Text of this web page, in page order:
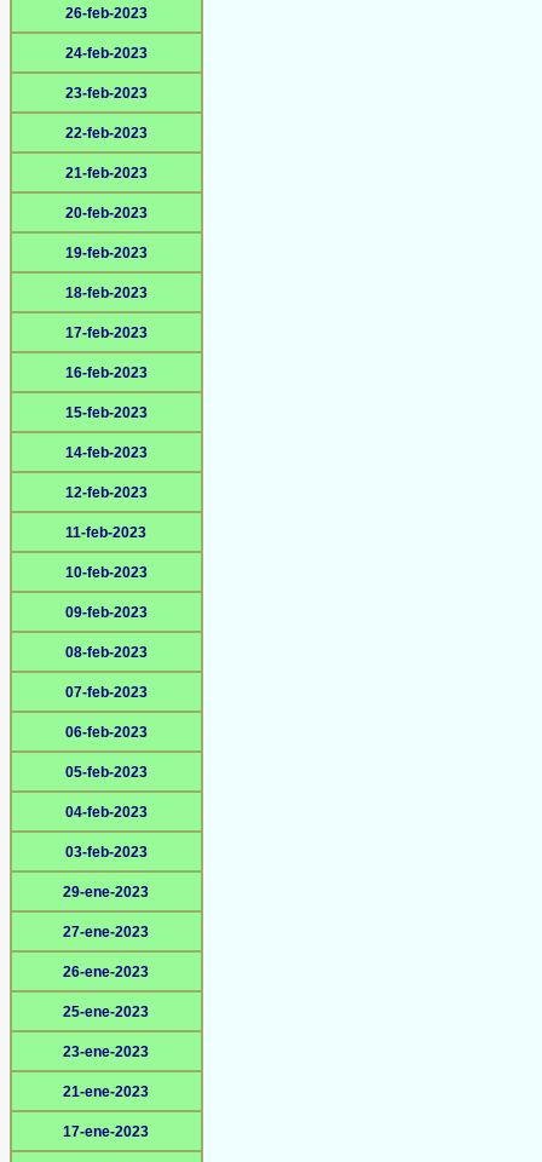
26-feb-2023
24-feb-2023
23-feb-2023
22-feb-2023
21-feb-2023
20-feb-2023
19-feb-2023
18-feb-2023
17-feb-2023
16-feb-2023
15-feb-2023
14-feb-2023
12-feb-2023
11-feb-2023
10-feb-2023
09-feb-2023
08-feb-2023
07-feb-2023
06-feb-2023
05-feb-2023
04-feb-2023
03-feb-2023
29-ene-2023
27-ene-2023
26-ene-2023
25-ene-2023
23-ene-2023
21-ene-2023
17-ene-2023